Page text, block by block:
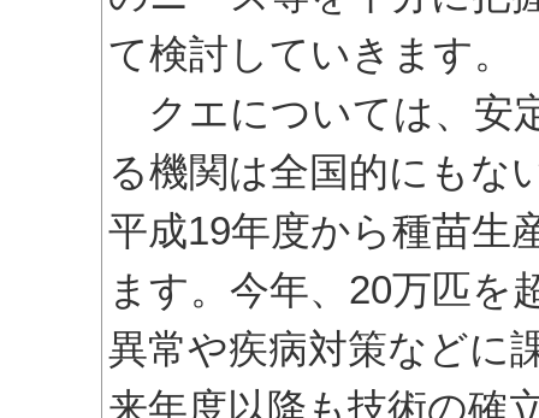
て検討していきます。
クエについては、安
る機関は全国的にもな
平成19年度から種苗生
ます。今年、20万匹を
異常や疾病対策などに
来年度以降も技術の確